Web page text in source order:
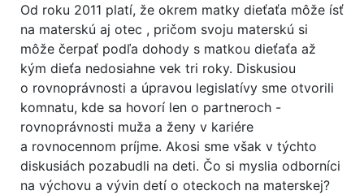
Od roku 2011 platí, že okrem matky dieťaťa môže ísť
na materskú aj otec , pričom svoju materskú si
môže čerpať podľa dohody s matkou dieťaťa až
kým dieťa nedosiahne vek tri roky. Diskusiou
o rovnoprávnosti a úpravou legislatívy sme otvorili
komnatu, kde sa hovorí len o partneroch -
rovnoprávnosti muža a ženy v kariére
a rovnocennom príjme. Akosi sme však v týchto
diskusiách pozabudli na deti. Čo si myslia odborníci
na výchovu a vývin detí o oteckoch na materskej?